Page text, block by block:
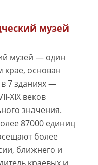
музей
музей — один
основан
в 7 зданиях —
XIX веков
значения.
87000 единиц
более
ближнего и